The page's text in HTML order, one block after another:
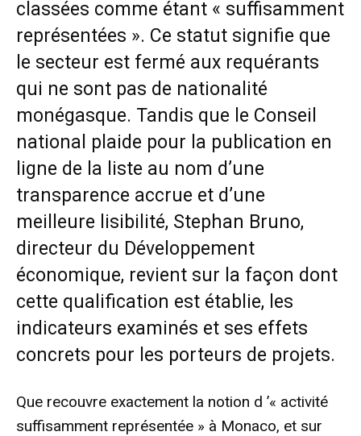
classées comme étant « suffisamment
représentées ». Ce statut signifie que
le secteur est fermé aux requérants
qui ne sont pas de nationalité
monégasque. Tandis que le Conseil
national plaide pour la publication en
ligne de la liste au nom d’une
transparence accrue et d’une
meilleure lisibilité, Stephan Bruno,
directeur du Développement
économique, revient sur la façon dont
cette qualification est établie, les
indicateurs examinés et ses effets
concrets pour les porteurs de projets.
Que recouvre exactement la notion d ’« activité
suffisamment représentée » à Monaco, et sur